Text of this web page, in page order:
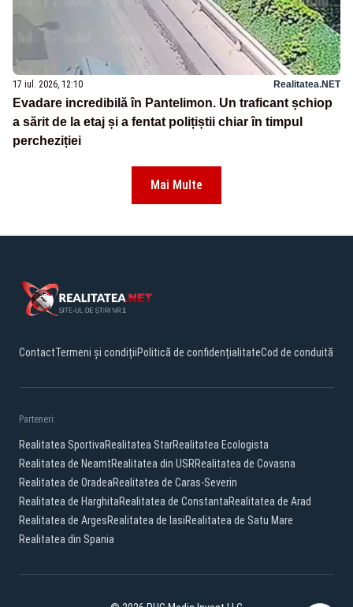
17 iul. 2026, 12:10 Realitatea.NET
Evadare incredibilă în Pantelimon. Un traficant șchiop
a sărit de la etaj și a fentat polițiștii chiar în timpul
percheziției
Mai Multe
ContactTermeni și condițiiPolitică de confidențialitateCod de conduită
Parteneri:
Realitatea SportivaRealitatea StarRealitatea Ecologista
Realitatea de NeamtRealitatea din USRRealitatea de Covasna
Realitatea de OradeaRealitatea de Caras-Severin
Realitatea de HarghitaRealitatea de ConstantaRealitatea de Arad
Realitatea de ArgesRealitatea de IasiRealitatea de Satu Mare
Realitatea din Spania